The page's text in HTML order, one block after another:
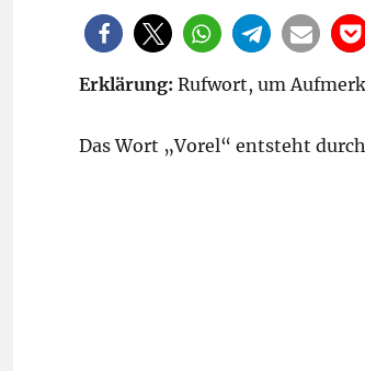
Erklärung: Rufwort, um
Das Wort „Vorel“ entsteht